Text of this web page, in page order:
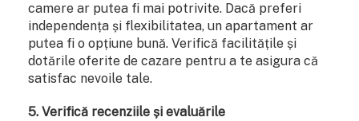
camere ar putea fi mai potrivite. Dacă preferi
independența și flexibilitatea, un apartament ar
putea fi o opțiune bună. Verifică facilitățile și
dotările oferite de cazare pentru a te asigura că
satisfac nevoile tale.
5. Verifică recenziile și evaluările